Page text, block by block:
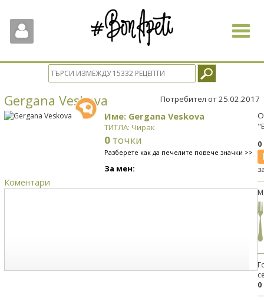
Toggle
Gergana Veskova Потребител от 25.02.2017
Име: Gergana Veskova
ТИТЛА: Чирак
0 точки
Разберете как да печелите повече значки >>
За мен:
Коментари
0